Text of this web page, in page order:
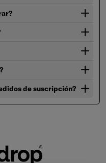
de suscripción?